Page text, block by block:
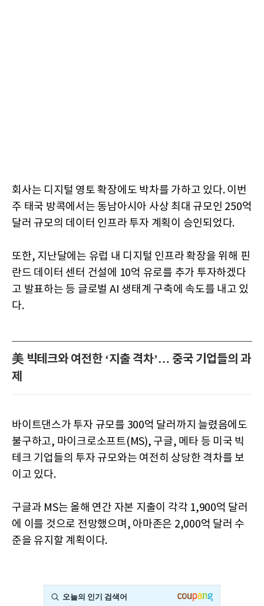
회사는 디지털 영토 확장에도 박차를 가하고 있다. 이번
주 태국 방콕에서는 동남아시아 사상 최대 규모인 250억
달러 규모의 데이터 인프라 투자 계획이 승인되었다.
또한, 지난달에는 유럽 내 디지털 인프라 확장을 위해 핀
란드 데이터 센터 건설에 10억 유로를 추가 투자하겠다
고 발표하는 등 글로벌 AI 생태계 구축에 속도를 내고 있
다.
美 빅테크와 여전한 ‘지출 격차’… 중국 기업들의 과
제
바이트댄스가 투자 규모를 300억 달러까지 늘렸음에도
불구하고, 마이크로소프트(MS), 구글, 메타 등 미국 빅
테크 기업들의 투자 규모와는 여전히 상당한 격차를 보
이고 있다.
구글과 MS는 올해 연간 자본 지출이 각각 1,900억 달러
에 이를 것으로 전망했으며, 아마존은 2,000억 달러 수
준을 유지할 계획이다.